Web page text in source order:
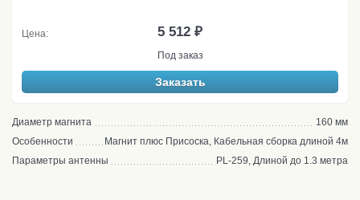
Цена: 5 512 ₽
Под заказ
Заказать
Диаметр магнита
160 мм
Особенности
Магнит плюс Присоска, Кабельная сборка длиной 4м
Параметры антенны
PL-259, Длиной до 1.3 метра